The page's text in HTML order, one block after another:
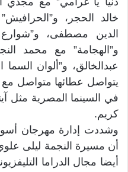
خالد الحجر،
الدين مصطفى،
و”الهجامة” مع محمد
عبدالخالق، و”ألوان
يتواصل عطائها متواصل
في السينما المصرية مثل
كريم.
وشددت إدارة مهرجان
أن مسيرة النجمة ليلى
أيضا مجال الدراما